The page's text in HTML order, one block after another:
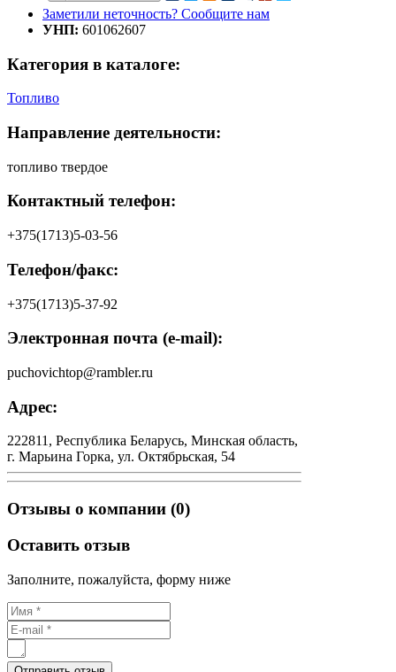
Заметили неточность? Сообщите нам
УНП: 601062607
Категория в каталоге:
Топливо
Направление деятельности:
топливо твердое
Контактный телефон:
+375(1713)5-03-56
Телефон/факс:
+375(1713)5-37-92
Электронная почта (e-mail):
puchovichtop@rambler.ru
Адрес:
222811, Республика Беларусь, Минская область,
г. Марьина Горка, ул. Октябрьская, 54
Отзывы о компании (0)
Оставить отзыв
Заполните, пожалуйста, форму ниже